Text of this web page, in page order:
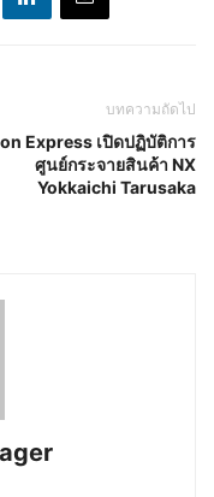
บทความถัดไป
Express เปิดปฏิบัติการ
ศูนย์กระจายสินค้า NX
Yokkaichi Tarusaka